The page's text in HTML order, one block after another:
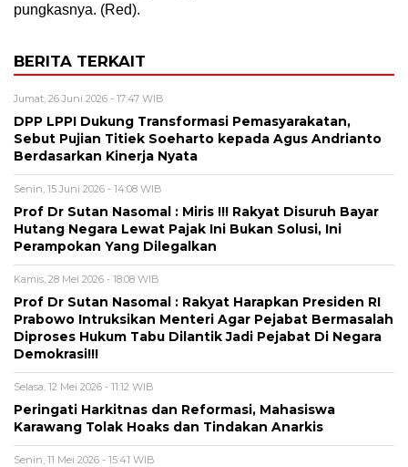
pungkasnya. (Red).
BERITA TERKAIT
Jumat, 26 Juni 2026 - 17:47 WIB
DPP LPPI Dukung Transformasi Pemasyarakatan,
Sebut Pujian Titiek Soeharto kepada Agus Andrianto
Berdasarkan Kinerja Nyata
Senin, 15 Juni 2026 - 14:08 WIB
Prof Dr Sutan Nasomal : Miris !!! Rakyat Disuruh Bayar
Hutang Negara Lewat Pajak Ini Bukan Solusi, Ini
Perampokan Yang Dilegalkan
Kamis, 28 Mei 2026 - 18:08 WIB
Prof Dr Sutan Nasomal : Rakyat Harapkan Presiden RI
Prabowo Intruksikan Menteri Agar Pejabat Bermasalah
Diproses Hukum Tabu Dilantik Jadi Pejabat Di Negara
Demokrasi!!!
Selasa, 12 Mei 2026 - 11:12 WIB
Peringati Harkitnas dan Reformasi, Mahasiswa
Karawang Tolak Hoaks dan Tindakan Anarkis
Senin, 11 Mei 2026 - 15:41 WIB